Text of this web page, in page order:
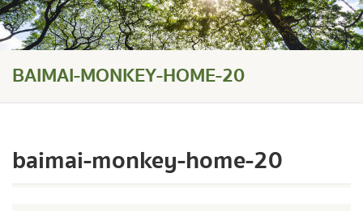
BAIMAI-MONKEY-HOME-20
baimai-monkey-home-20